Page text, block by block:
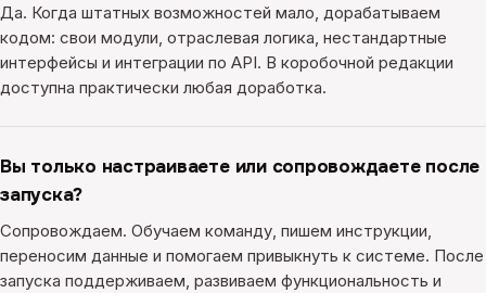
Да. Когда штатных возможностей мало, дорабатываем
кодом: свои модули, отраслевая логика, нестандартные
интерфейсы и интеграции по API. В коробочной редакции
доступна практически любая доработка.
Вы только настраиваете или сопровождаете после
запуска?
Сопровождаем. Обучаем команду, пишем инструкции,
переносим данные и помогаем привыкнуть к системе. После
запуска поддерживаем, развиваем функциональность и